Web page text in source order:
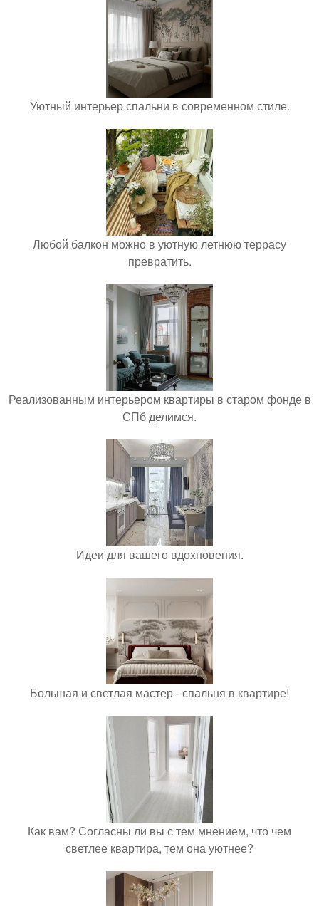
Уютный интерьер спальни в современном стиле.
Любой балкон можно в уютную летнюю террасу
превратить.
Реализованным интерьером квартиры в старом фонде в
СПб делимся.
Идеи для вашего вдохновения.
Большая и светлая мастер - спальня в квартире!
Как вам? Согласны ли вы с тем мнением, что чем
светлее квартира, тем она уютнее?